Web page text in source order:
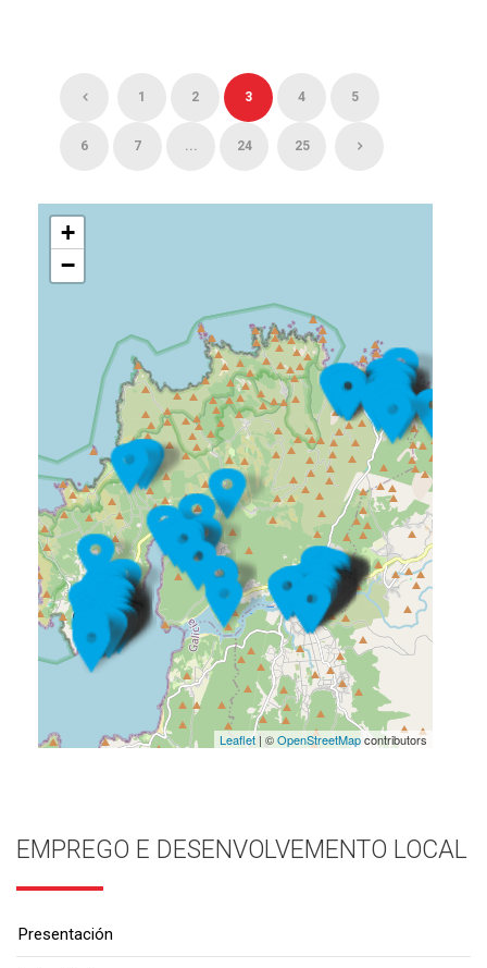
1 2 3 4 5
6 7 ... 24 25
+
−
Leaflet| ©OpenStreetMapcontributors
EMPREGO E DESENVOLVEMENTO LOCAL
Presentación